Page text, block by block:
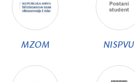
MZOM NISPVU